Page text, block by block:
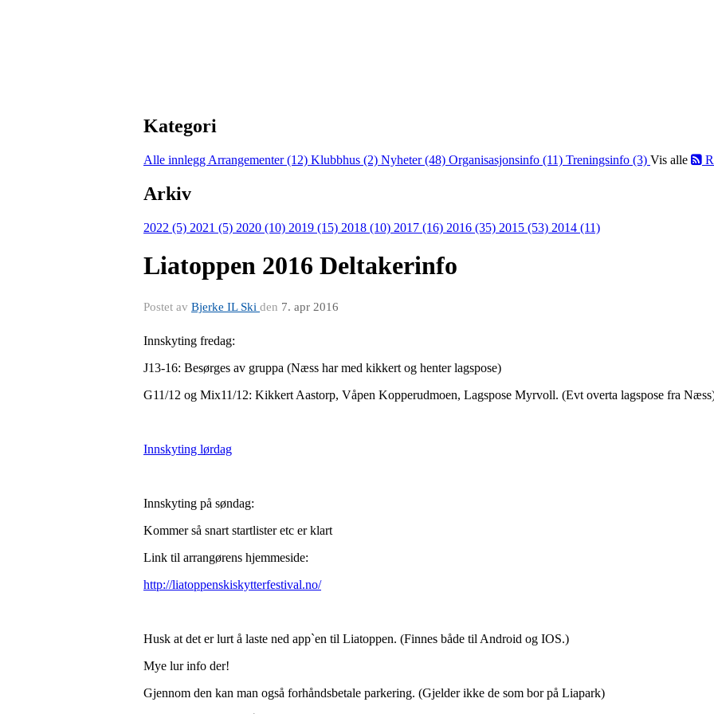
Kategori
Alle innlegg Arrangementer (12) Klubbhus (2) Nyheter (48) Organisasjonsinfo (11) Treningsinfo (3) Vis alle
Arkiv
2022 (5) 2021 (5) 2020 (10) 2019 (15) 2018 (10) 2017 (16) 2016 (35) 2015 (53) 2014 (11)
Liatoppen 2016 Deltakerinfo
Postet av Bjerke IL Ski den 7. apr 2016
Innskyting fredag:
J13-16: Besørges av gruppa (Næss har med kikkert og henter lagspose)
G11/12 og Mix11/12: Kikkert Aastorp, Våpen Kopperudmoen, Lagspose Myrvoll. (Evt overta lagspose fra
Innskyting lørdag
Innskyting på søndag:
Kommer så snart startlister etc er klart
Link til arrangørens hjemmeside:
http://liatoppenskiskytterfestival.no/
Husk at det er lurt å laste ned app`en til Liatoppen. (Finnes både til Android og IOS.)
Mye lur info der!
Gjennom den kan man også forhåndsbetale parkering. (Gjelder ikke de som bor på Liapark)